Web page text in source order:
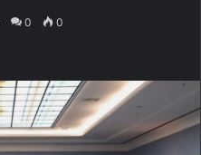
0 0